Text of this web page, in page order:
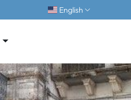
English